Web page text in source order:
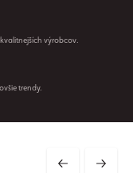
výrobcov.
trendy.